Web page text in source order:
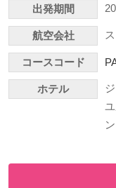
出発期間
航空会社
コースコード
ホテル